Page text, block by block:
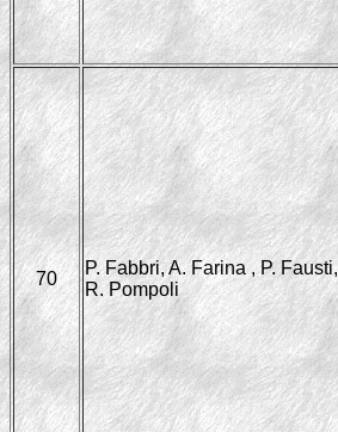
70
P. Fabbri, A. Farina , P. Fausti,
R. Pompoli